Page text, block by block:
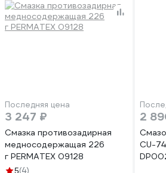
Последняя цена
3 247 ₽
Смазка противозадирная
медносодержащая 226
г PERMATEX 09128
5(4)
2
CU-